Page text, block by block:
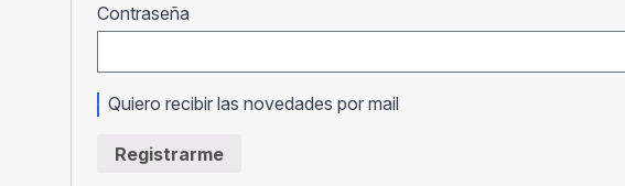
Contraseña
Quiero recibir las novedades por mail
Registrarme